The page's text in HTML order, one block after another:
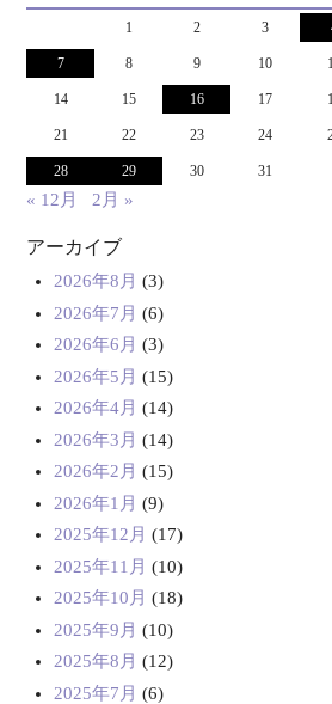
1 2 3
7 8 9 10
14 15 16 17
21 22 23 24
28 29 30 31
« 12月 2月 »
アーカイブ
2026年8月 (3)
2026年7月 (6)
2026年6月 (3)
2026年5月 (15)
2026年4月 (14)
2026年3月 (14)
2026年2月 (15)
2026年1月 (9)
2025年12月 (17)
2025年11月 (10)
2025年10月 (18)
2025年9月 (10)
2025年8月 (12)
2025年7月 (6)